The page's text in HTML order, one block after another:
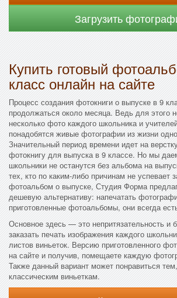
Загрузить
Купить готовый
класс онлайн на сайте
Процесс создания фотокниги о выпуске в 9
продолжаться около месяца. Ведь для этого
несколько фото каждого школьника и
понадобятся живые фотографии из жизни
Значительный период времени идет на
фотокнигу для выпуска в 9 классе. Но мы
школьники не останутся без альбома на
тех, кто по каким-либо причинам не успевает
фотоальбом о выпуске, Студия Форма
дешевую альтернативу: напечатать
приготовленные фотоальбомы, они всегда
Основное здесь — это непритязательность и
заказать печать изображения каждого
листов виньеток. Версию приготовленного
на сайте и получив, помещаете каждую
Также данный вариант может понравиться
классическим виньеткам.